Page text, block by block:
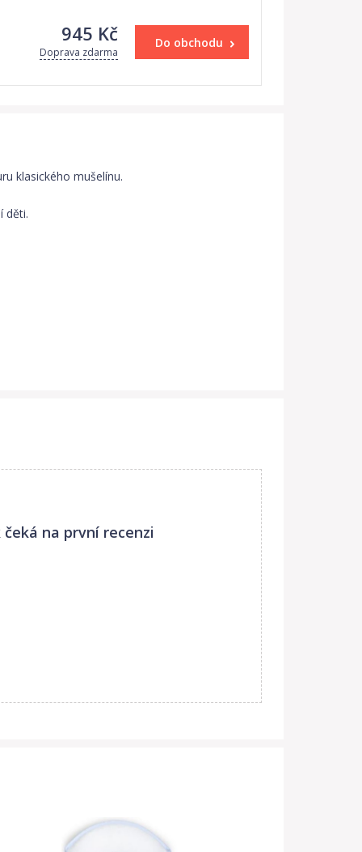
945 Kč
Doprava zdarma
Do obchodu
klasického mušelínu.
děti.
čeká na první recenzi